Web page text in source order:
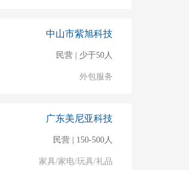
中山市紫旭科技
民营 | 少于50人
外包服务
广东美尼亚科技
民营 | 150-500人
家具/家电/玩具/礼品